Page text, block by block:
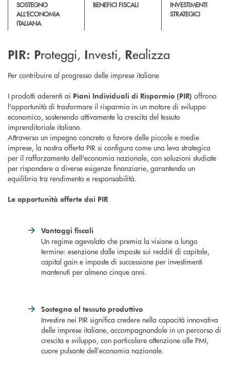
SOSTEGNO
ALL’ECONOMIA
ITALIANA
BENEFICI FISCALI
INVESTIMENTI
STRATEGICI
PIR: Proteggi, Investi, Realizza
Per contribuire al progresso delle imprese italiane
I prodotti aderenti ai Piani Individuali di Risparmio (PIR) offrono
l'opportunità di trasformare il risparmio in un motore di sviluppo
economico, sostenendo attivamente la crescita del tessuto
imprenditoriale italiano.
Attraverso un impegno concreto a favore delle piccole e medie
imprese, la nostra offerta PIR si configura come una leva strategica
per il rafforzamento dell'economia nazionale, con soluzioni studiate
per rispondere a diverse esigenze finanziarie, garantendo un
equilibrio tra rendimento e responsabilità.
Le opportunità offerte dai PIR
Vantaggi fiscali
Un regime agevolato che premia la visione a lungo
termine: esenzione dalle imposte sui redditi di capitale,
capital gain e imposte di successione per investimenti
mantenuti per almeno cinque anni.
Sostegno al tessuto produttivo
Investire nei PIR significa credere nella capacità innovativa
delle imprese italiane, accompagnandole in un percorso di
crescita e sviluppo, con particolare attenzione alle PMI,
cuore pulsante dell’economia nazionale.